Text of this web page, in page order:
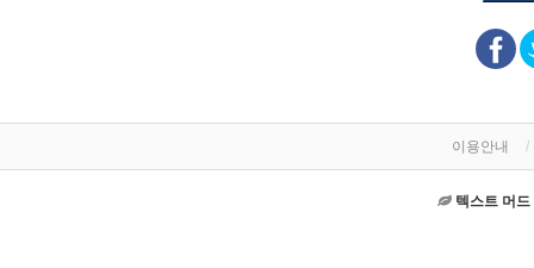
이용안내
텍스트 머